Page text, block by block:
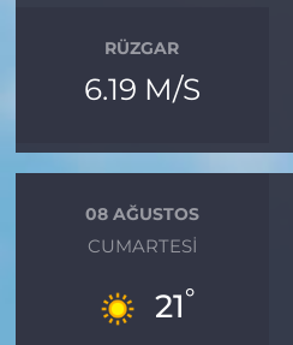
RÜZGAR
6.19 M/S
08 AĞUSTOS
CUMARTESI
21°